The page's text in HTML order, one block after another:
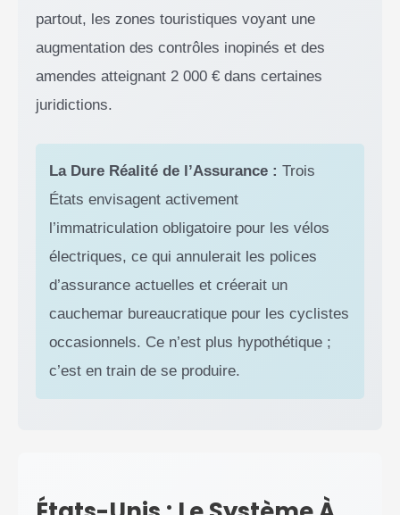
partout, les zones touristiques voyant une
augmentation des contrôles inopinés et des
amendes atteignant 2 000 € dans certaines
juridictions.
La Dure Réalité de l’Assurance : Trois
États envisagent activement
l’immatriculation obligatoire pour les vélos
électriques, ce qui annulerait les polices
d’assurance actuelles et créerait un
cauchemar bureaucratique pour les cyclistes
occasionnels. Ce n’est plus hypothétique ;
c’est en train de se produire.